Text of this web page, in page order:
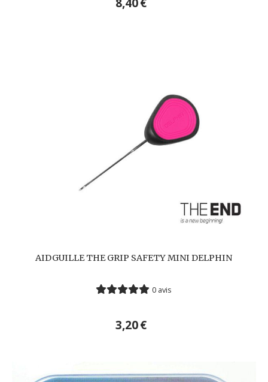
AIDGUILLE THE GRIP SAFETY MINI DELPHIN
0 avis
3,20€